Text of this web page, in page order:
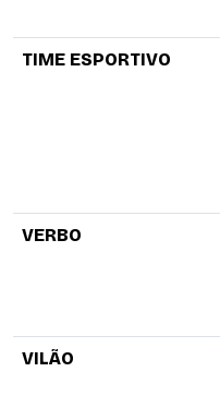
TIME ESPORTIVO
VERBO
VILÃO